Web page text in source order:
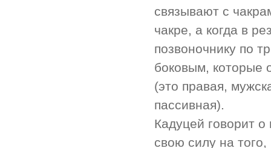
связывают с
чакре, а когда в
позвоночнику по
боковым, которые
(это правая,
пассивная).
Кадуцей говорит о
свою силу на